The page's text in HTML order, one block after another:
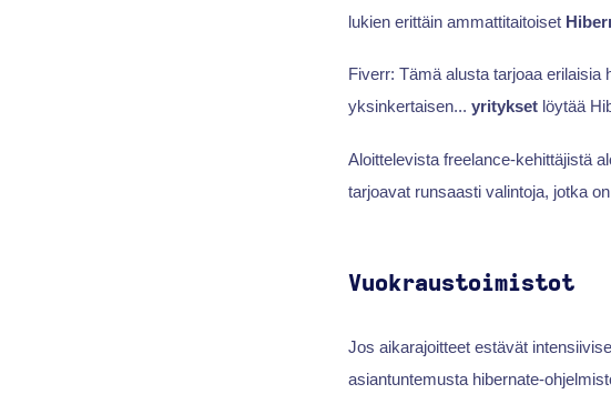
lukien erittäin ammattitaitoiset
Fiverr: Tämä alusta tarjoaa
yksinkertaisen... yritykset löytää
Aloittelevista freelance-kehittäjistä
tarjoavat runsaasti valintoja, jotka
Vuokraustoimistot
Jos aikarajoitteet estävät
asiantuntemusta hibernate-